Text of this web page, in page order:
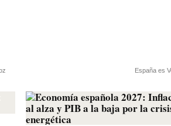
España es